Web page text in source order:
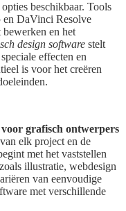
beschikbaar. Tools
en DaVinci Resolve
en het
design software stelt
effecten en
is voor het creëren
voor grafisch ontwerpers
elk project en de
met het vaststellen
illustratie, webdesign
van eenvoudige
met verschillende